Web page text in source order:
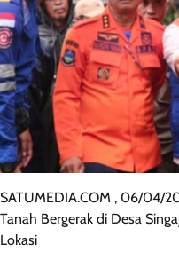
SATUMEDIA.COM , 06/04/
Tanah Bergerak di Desa
Lokasi